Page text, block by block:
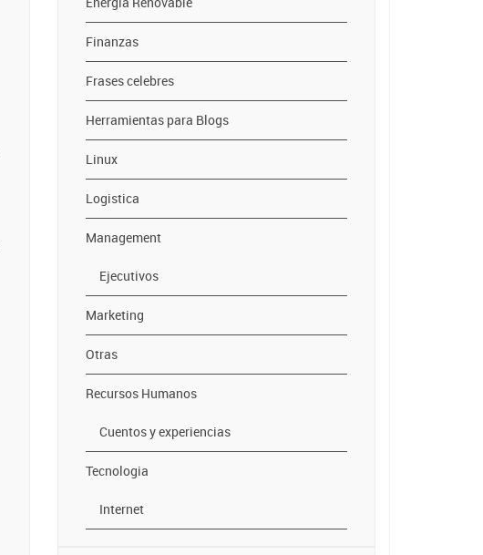
Finanzas
Frases celebres
Herramientas para Blogs
Linux
Logistica
Management
Ejecutivos
Marketing
Otras
Recursos Humanos
Cuentos y experiencias
Tecnologia
Internet